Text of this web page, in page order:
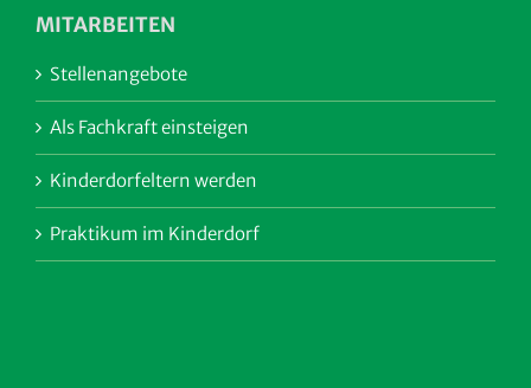
MITARBEITEN
Stellenangebote
Als Fachkraft einsteigen
Kinderdorfeltern werden
Praktikum im Kinderdorf